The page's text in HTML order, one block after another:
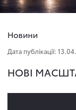
Новини
Дата публікації:
НОВІ